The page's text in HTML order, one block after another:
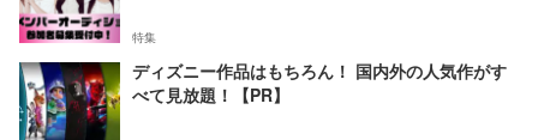
特集
ディズニー作品はもちろん！ 国内外の人気作がす
べて見放題！【PR】